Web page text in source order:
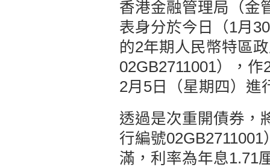
香港金融管理局（金
表身分於今日（1月
的2年期人民幣特區
02GB2711001），
2月5日（星期四）進
透過是次重開債券，
行編號
滿，利率為年息1.71